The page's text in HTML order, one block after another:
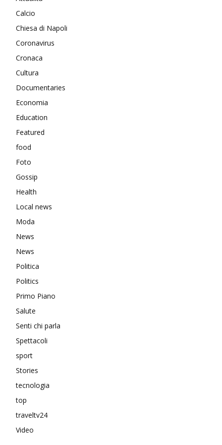
Calcio
Chiesa di Napoli
Coronavirus
Cronaca
Cultura
Documentaries
Economia
Education
Featured
food
Foto
Gossip
Health
Local news
Moda
News
News
Politica
Politics
Primo Piano
Salute
Senti chi parla
Spettacoli
sport
Stories
tecnologia
top
traveltv24
Video